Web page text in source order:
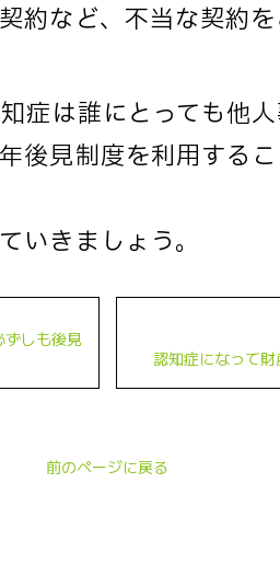
など、不当な契約
は誰にとっても他人
見制度を利用するこ
いきましょう。
ずしも後見
認知症になって
前のページに戻る